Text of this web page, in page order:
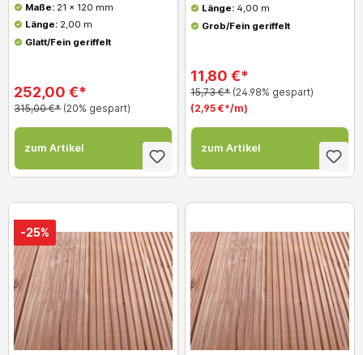
Maße:21 x 120 mm
Länge:2,00 m
Glatt/Fein geriffelt
252,00 €*
315,00 €* (20% gespart)
zum Artikel
Länge:4,00 m
Grob/Fein geriffelt
11,80 €*
15,73 €* (24.98% gespart)
(2,95 €*/m)
zum Artikel
-25%